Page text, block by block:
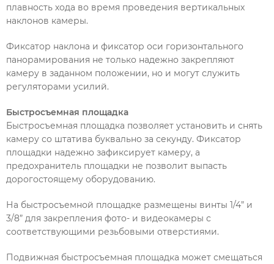
плавность хода во время проведения вертикальных
наклонов камеры.
Фиксатор наклона и фиксатор оси горизонтального
панорамирования не только надежно закрепляют
камеру в заданном положении, но и могут служить
регуляторами усилий.
Быстросъемная площадка
Быстросъемная площадка позволяет установить и снять
камеру со штатива буквально за секунду. Фиксатор
площадки надежно зафиксирует камеру, а
предохранитель площадки не позволит выпасть
дорогостоящему оборудованию.
На быстросъемной площадке размещены винты 1/4” и
3/8” для закрепления фото- и видеокамеры с
соответствующими резьбовыми отверстиями.
Подвижная быстросъемная площадка может смещаться